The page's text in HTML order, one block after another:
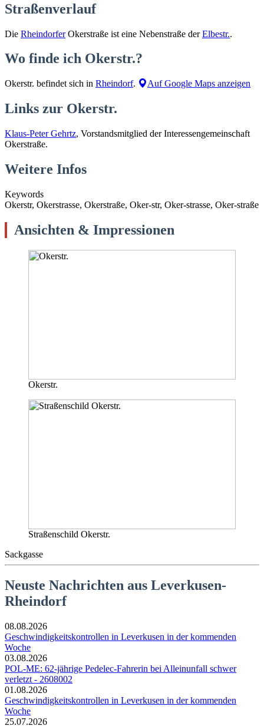
Straßenverlauf
Die RheindorferOkerstraße ist eine Nebenstraße derElbestr..
Wo finde ich Okerstr.?
Okerstr. befindet sich in Rheindorf. Auf Google Maps anzeigen
Links zur Okerstr.
Klaus-Peter Gehrtz, Vorstandsmitglied der Interessengemeinschaft
Okerstraße.
Weitere Infos
Keywords
Okerstr, Okerstrasse, Okerstraße, Oker-str, Oker-strasse, Oker-straße
Ansichten & Impressionen
Okerstr.
Straßenschild Okerstr.
Sackgasse
Neuste Nachrichten aus Leverkusen-
Rheindorf
08.08.2026
Geschwindigkeitskontrollen in Leverkusen in der kommenden
Woche
03.08.2026
POL-ME: 62-jährige Pedelec-Fahrerin bei Alleinunfall schwer
verletzt - 2608002
01.08.2026
Geschwindigkeitskontrollen in Leverkusen in der kommenden
Woche
25.07.2026